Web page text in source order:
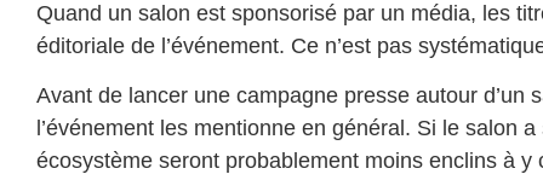
Quand un salon est sponsorisé par un média, les
éditoriale de l’événement. Ce n’est pas
Avant de lancer une campagne presse autour
l’événement les mentionne en général. Si le salon
écosystème seront probablement moins enclins à